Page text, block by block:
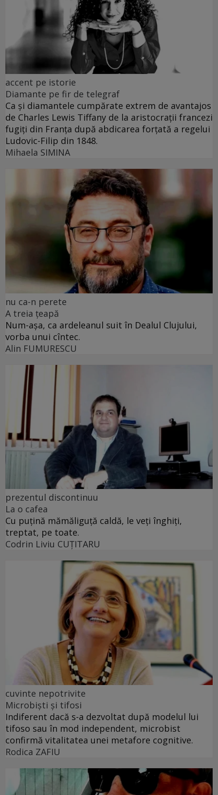
accent pe istorie
Diamante pe fir de telegraf
Ca și diamantele cumpărate extrem de avantajos
de Charles Lewis Tiffany de la aristocrații francezi
fugiți din Franța după abdicarea forțată a regelui
Ludovic-Filip din 1848.
Mihaela SIMINA
nu ca-n perete
A treia țeapă
Num-așa, ca ardeleanul suit în Dealul Clujului,
vorba unui cîntec.
Alin FUMURESCU
prezentul discontinuu
La o cafea
Cu puţină mămăliguţă caldă, le veţi înghiţi,
treptat, pe toate.
Codrin Liviu CUŢITARU
cuvinte nepotrivite
Microbiști și tifosi
Indiferent dacă s-a dezvoltat după modelul lui
tifoso sau în mod independent, microbist
confirmă vitalitatea unei metafore cognitive.
Rodica ZAFIU